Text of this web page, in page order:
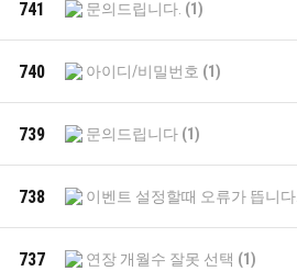
741 문의드립니다. (1)
740 아이디/비밀번호 (1)
739 문의드립니다 (1)
738 이벤트 설정할때 오류가 뜹니다.
737 연장 개월수 잘못 선택 (1)